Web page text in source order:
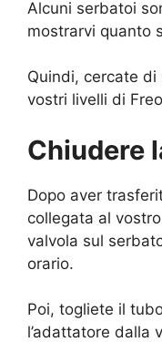
Alcuni serbatoi
mostrarvi quanto
Quindi, cercate
vostri livelli di
Chiudere
Dopo aver
collegata al
valvola sul
orario.
Poi, togliete il
l’adattatore dalla